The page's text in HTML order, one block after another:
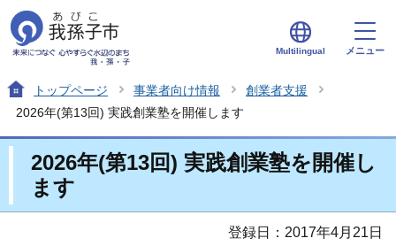
Multilingual メニュー
トップページ 事業者向け情報
創業者支援
2026年(第13回) 実践創業塾を開催します
2026年(第13回) 実践創業塾を開催し
ます
登録日：2017年4月21日